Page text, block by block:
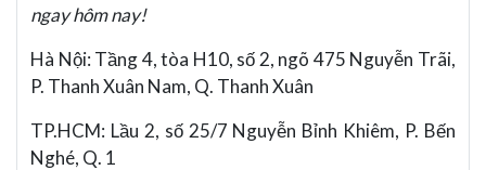
ngay hôm nay!
Hà Nội: Tầng 4, tòa H10, số 2, ngõ 475 Nguyễn Trãi,
P. Thanh Xuân Nam, Q. Thanh Xuân
TP.HCM: Lầu 2, số 25/7 Nguyễn Bỉnh Khiêm, P. Bến
Nghé, Q. 1